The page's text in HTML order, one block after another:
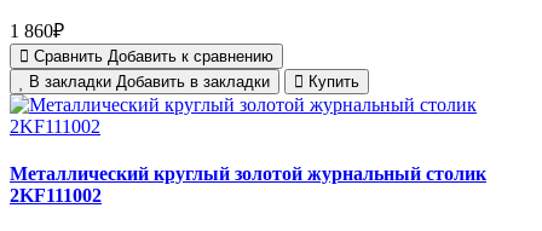
1 860₽
Сравнить Добавить к сравнению
В закладки Добавить в закладки Купить
Металлический круглый золотой журнальный столик
2KF111002